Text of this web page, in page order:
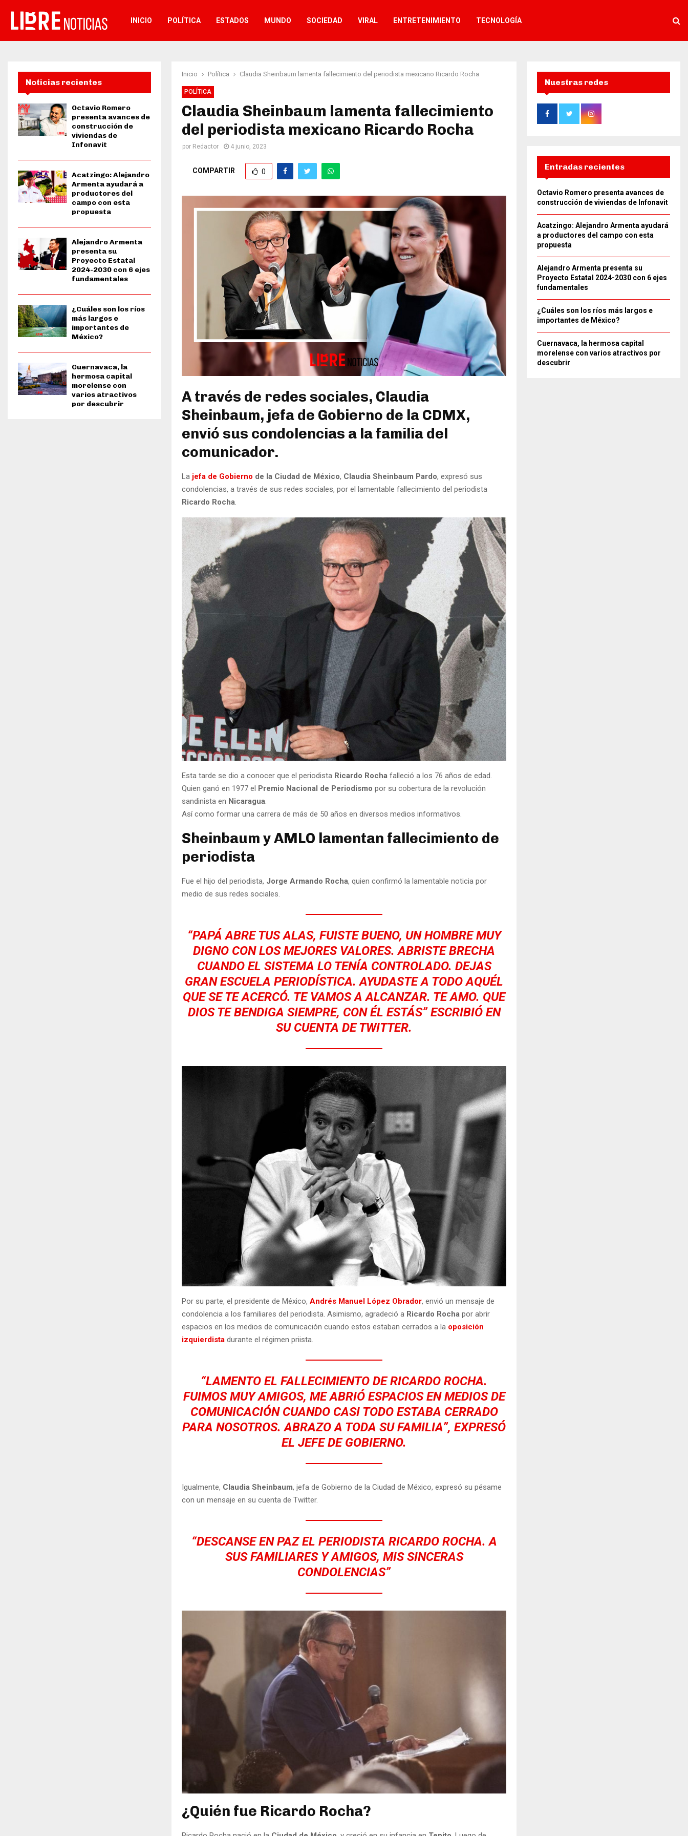
INICIO POLÍTICA ESTADOS MUNDO SOCIEDAD VIRAL ENTRETENIMIENTO TECNOLOGÍA
Inicio Política Claudia Sheinbaum lamenta fallecimiento del periodista mexicano Ricardo Rocha
POLÍTICA
Claudia Sheinbaum lamenta fallecimiento
del periodista mexicano Ricardo Rocha
por Redactor 4 junio, 2023
COMPARTIR 0
A través de redes sociales, Claudia
Sheinbaum, jefa de Gobierno de la CDMX,
envió sus condolencias a la familia del
comunicador.
La jefa de Gobierno de la Ciudad de México, Claudia Sheinbaum Pardo, expresó sus
condolencias, a través de sus redes sociales, por el lamentable fallecimiento del periodista
Ricardo Rocha.
Esta tarde se dio a conocer que el periodista Ricardo Rocha falleció a los 76 años de edad.
Quien ganó en 1977 el Premio Nacional de Periodismo por su cobertura de la revolución
sandinista en Nicaragua.
Así como formar una carrera de más de 50 años en diversos medios informativos.
Sheinbaum y AMLO lamentan fallecimiento de
periodista
Fue el hijo del periodista, Jorge Armando Rocha, quien confirmó la lamentable noticia por
medio de sus redes sociales.
“PAPÁ ABRE TUS ALAS, FUISTE BUENO, UN HOMBRE MUY
DIGNO CON LOS MEJORES VALORES. ABRISTE BRECHA
CUANDO EL SISTEMA LO TENÍA CONTROLADO. DEJAS
GRAN ESCUELA PERIODÍSTICA. AYUDASTE A TODO AQUÉL
QUE SE TE ACERCÓ. TE VAMOS A ALCANZAR. TE AMO. QUE
DIOS TE BENDIGA SIEMPRE, CON ÉL ESTÁS” ESCRIBIÓ EN
SU CUENTA DE TWITTER.
Por su parte, el presidente de México, Andrés Manuel López Obrador, envió un mensaje de
condolencia a los familiares del periodista. Asimismo, agradeció a Ricardo Rocha por abrir
espacios en los medios de comunicación cuando estos estaban cerrados a la oposición
izquierdista durante el régimen priista.
“LAMENTO EL FALLECIMIENTO DE RICARDO ROCHA.
FUIMOS MUY AMIGOS, ME ABRIÓ ESPACIOS EN MEDIOS DE
COMUNICACIÓN CUANDO CASI TODO ESTABA CERRADO
PARA NOSOTROS. ABRAZO A TODA SU FAMILIA”, EXPRESÓ
EL JEFE DE GOBIERNO.
Igualmente, Claudia Sheinbaum, jefa de Gobierno de la Ciudad de México, expresó su pésame
con un mensaje en su cuenta de Twitter.
“DESCANSE EN PAZ EL PERIODISTA RICARDO ROCHA. A
SUS FAMILIARES Y AMIGOS, MIS SINCERAS
CONDOLENCIAS”
¿Quién fue Ricardo Rocha?
Noticias recientes
Octavio Romero
presenta avances de
construcción de
viviendas de
Infonavit
Acatzingo: Alejandro
Armenta ayudará a
productores del
campo con esta
propuesta
Alejandro Armenta
presenta su
Proyecto Estatal
2024-2030 con 6 ejes
fundamentales
¿Cuáles son los ríos
más largos e
importantes de
México?
Cuernavaca, la
hermosa capital
morelense con
varios atractivos
por descubrir
Nuestras redes
Entradas recientes
Octavio Romero presenta avances de
construcción de viviendas de Infonavit
Acatzingo: Alejandro Armenta ayudará
a productores del campo con esta
propuesta
Alejandro Armenta presenta su
Proyecto Estatal 2024-2030 con 6 ejes
fundamentales
¿Cuáles son los ríos más largos e
importantes de México?
Cuernavaca, la hermosa capital
morelense con varios atractivos por
descubrir